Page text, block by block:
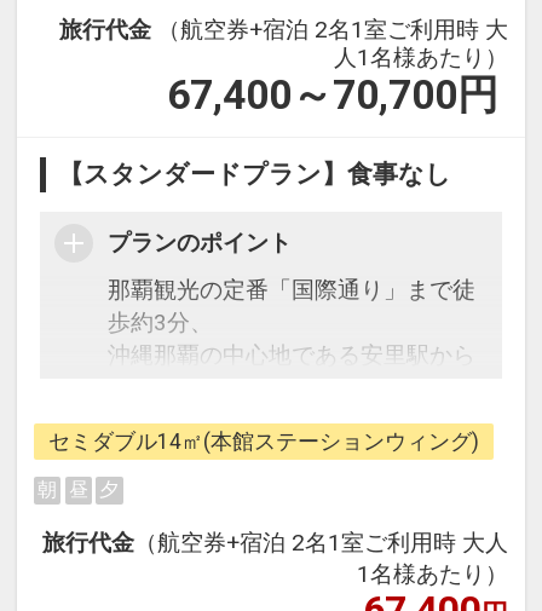
旅行代金
（航空券+宿泊 2名1室ご利用時 大
人1名様あたり）
67,400～70,700 円
【スタンダードプラン】食事なし
プランのポイント
那覇観光の定番「国際通り」まで徒
歩約3分、
沖縄那覇の中心地である安里駅から
ビジネスでのご利用はもちろん、ご
家族やご友人とのグループ旅行での
ご利用もオススメです。
●お子様のご宿泊について●
セミダブル14㎡(本館ステーションウィング)
朝 昼 夕
旅行代金 （航空券+宿泊 2名1室ご利用時 大人
1名様あたり）